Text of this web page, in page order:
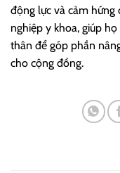
động lực và cảm hứng
nghiệp y khoa, giúp
thân để góp phần
cho cộng đồng.